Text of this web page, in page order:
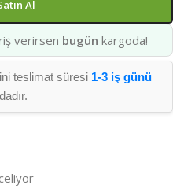
Al
verirsen bugün kargoda!
teslimat süresi 1-3 iş günü